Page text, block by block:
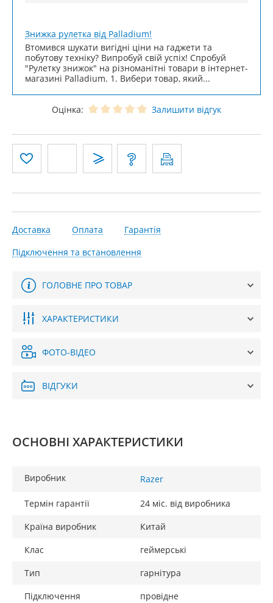
Знижка рулетка від Palladium!
Втомився шукати вигідні ціни на гаджети та
побутову техніку? Випробуй свій успіх! Спробуй
"Рулетку знижок" на різноманітні товари в інтернет-
магазині Palladium. 1. Вибери товар, який...
Оцінка: Залишити відгук
Доставка Оплата
Гарантія
Підключення та встановлення
ГОЛОВНЕ ПРО ТОВАР
ХАРАКТЕРИСТИКИ
ФОТО-ВІДЕО
ВІДГУКИ
ОСНОВНІ ХАРАКТЕРИСТИКИ
Виробник Razer
Термін гарантії
24 міс. від виробника
Країна виробник
Китай
Клас
геймерські
Тип
гарнітура
Підключення
провідне